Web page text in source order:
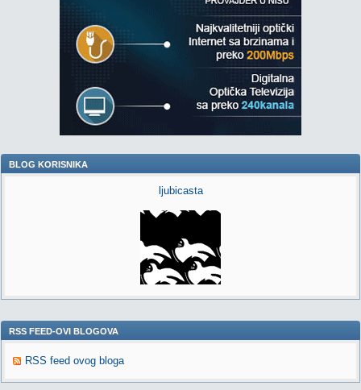
BLOG KORISNIKA
ljubicasta
RSS FEED-OVI BLOGOVA
RSS feed ovog bloga